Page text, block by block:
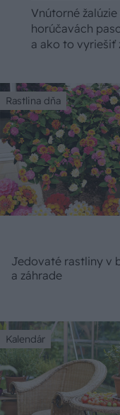
Vnútorné
horúčavách
a ako to vyriešiť
Rastlina dňa
Jedovaté rastliny v
a záhrade
Kalendár